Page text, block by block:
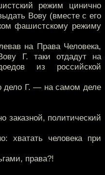
режим цинично
Вову (вместе с его
фашистскому режиму
на Права Человека,
Г. таки отдадут на
из российской
дело Г. — на самом деле
заказной, политический
хватать человека при
права?!